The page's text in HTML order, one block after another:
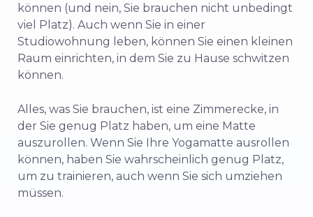
können (und nein, Sie brauchen nicht unbedingt
viel Platz). Auch wenn Sie in einer
Studiowohnung leben, können Sie einen kleinen
Raum einrichten, in dem Sie zu Hause schwitzen
können.
Alles, was Sie brauchen, ist eine Zimmerecke, in
der Sie genug Platz haben, um eine Matte
auszurollen. Wenn Sie Ihre Yogamatte ausrollen
können, haben Sie wahrscheinlich genug Platz,
um zu trainieren, auch wenn Sie sich umziehen
müssen.